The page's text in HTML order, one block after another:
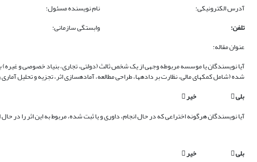
آدرس الکترونیکی:
نام نویسنده مسئول:
تلفن:
وابستگی سازمانی:
عنوان مقاله:
آیا نویسندگان یا موسسه مربوطه وجهی از یک شخص ثالث (دولتی، تجاری، بنیاد خصوصی و غیره)
شده (شامل کمک‏های مالی، نظارت بر داده‏ها، طراحی مطالعه، آماده‏سازی اثر، تجزیه و تحلیل
بلی خیر
آیا نویسندگان هرگونه اختراعی که در حال انجام، داوری و یا ثبت شده، مربوط به این اثر را در حال
بلی خیر